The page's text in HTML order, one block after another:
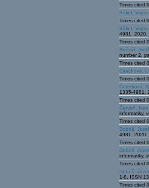
Times cited
Bálint,
Times cited
Bálint,
4981, 2020.
Times cited
Bečvář,
number 2,
Times cited
Csachová,
Times cited
Čeretková,
1335-4981,
Times cited
Červeň, Ivan
informatiky,
Times cited
Doboš, Jozef
4981, 2020.
Times cited
Doboš, Jozef
informatiky,
Times cited
Doboš, Jozef
1-8, ISSN
Times cited